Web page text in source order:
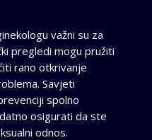
važni su za
pregledi mogu pružiti
rano otkrivanje
Savjeti
spolno
osigurati da ste
odnos.